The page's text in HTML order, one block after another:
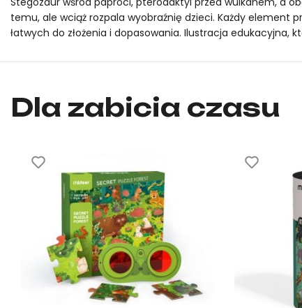
temu, ale wciąż rozpala wyobraźnię dzieci. Każdy element
łatwych do złożenia i dopasowania. Ilustracja edukacyjna,
Puzzle „Uczmy się!” – Dinozaury mideer to oryginalny
Puzzle „Uczmy się!” – Dinozaury mideer to oryginalny
Dla zabicia czasu